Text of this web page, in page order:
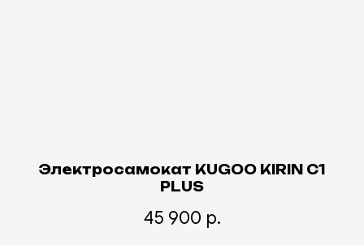
Электросамокат KUGOO KIRIN С1
PLUS
45 900 р.